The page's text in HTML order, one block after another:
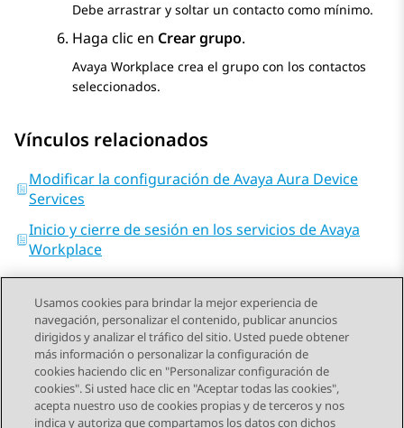
Debe arrastrar y soltar un contacto como mínimo.
Haga clic en Crear grupo.
Avaya Workplace crea el grupo con los contactos
seleccionados.
Vínculos relacionados
Modificar la configuración de Avaya Aura Device
Services
Inicio y cierre de sesión en los servicios de Avaya
Workplace
Send Feedback
Usamos cookies para brindar la mejor experiencia de
navegación, personalizar el contenido, publicar anuncios
dirigidos y analizar el tráfico del sitio. Usted puede obtener
más información o personalizar la configuración de
cookies haciendo clic en "Personalizar configuración de
cookies". Si usted hace clic en "Aceptar todas las cookies",
acepta nuestro uso de cookies propias y de terceros y nos
indica y autoriza que compartamos los datos con dichos